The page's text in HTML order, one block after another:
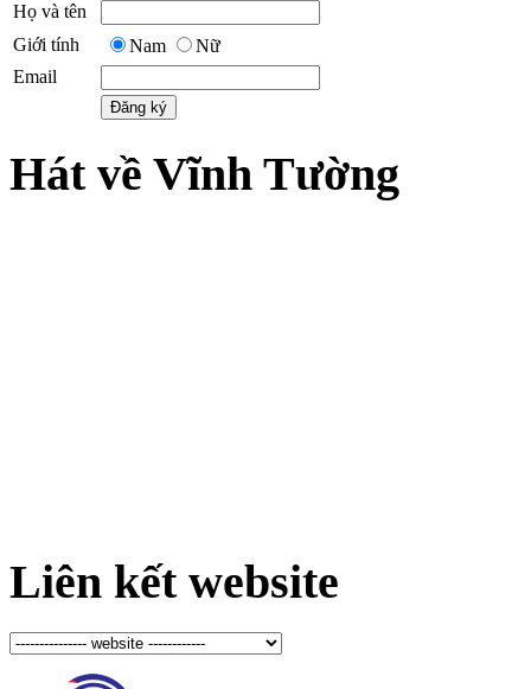
Họ và tên
Giới tính
Nam
Nữ
Email
Hát về Vĩnh Tường
Liên kết website